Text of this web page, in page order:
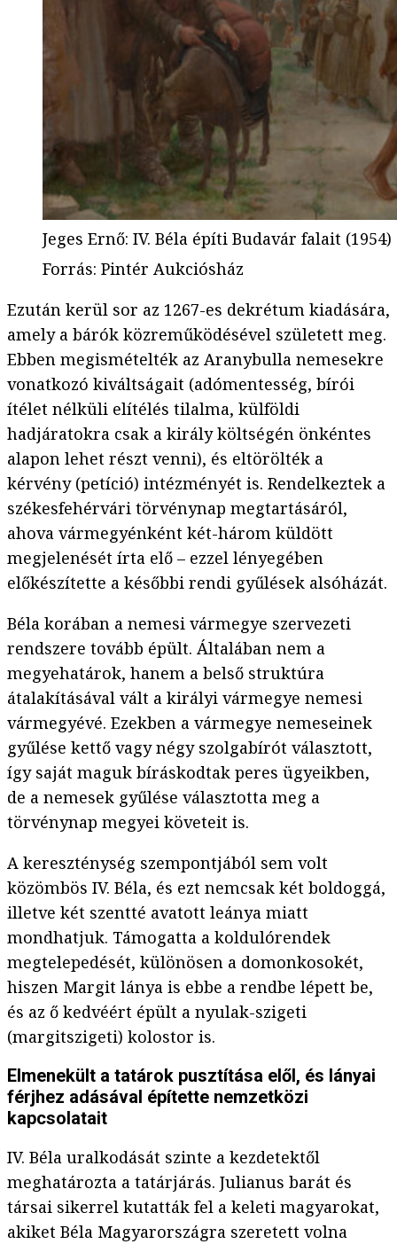
Jeges Ernő: IV. Béla építi Budavár falait (1954)
Forrás: Pintér Aukciósház
Ezután kerül sor az 1267-es dekrétum kiadására,
amely a bárók közreműködésével született meg.
Ebben megismételték az Aranybulla nemesekre
vonatkozó kiváltságait (adómentesség, bírói
ítélet nélküli elítélés tilalma, külföldi
hadjáratokra csak a király költségén önkéntes
alapon lehet részt venni), és eltörölték a
kérvény (petíció) intézményét is. Rendelkeztek a
székesfehérvári törvénynap megtartásáról,
ahova vármegyénként két-három küldött
megjelenését írta elő – ezzel lényegében
előkészítette a későbbi rendi gyűlések alsóházát.
Béla korában a nemesi vármegye szervezeti
rendszere tovább épült. Általában nem a
megyehatárok, hanem a belső struktúra
átalakításával vált a királyi vármegye nemesi
vármegyévé. Ezekben a vármegye nemeseinek
gyűlése kettő vagy négy szolgabírót választott,
így saját maguk bíráskodtak peres ügyeikben,
de a nemesek gyűlése választotta meg a
törvénynap megyei követeit is.
A kereszténység szempontjából sem volt
közömbös IV. Béla, és ezt nemcsak két boldoggá,
illetve két szentté avatott leánya miatt
mondhatjuk. Támogatta a koldulórendek
megtelepedését, különösen a domonkosokét,
hiszen Margit lánya is ebbe a rendbe lépett be,
és az ő kedvéért épült a nyulak-szigeti
(margitszigeti) kolostor is.
Elmenekült a tatárok pusztítása elől, és lányai
férjhez adásával építette nemzetközi
kapcsolatait
IV. Béla uralkodását szinte a kezdetektől
meghatározta a tatárjárás. Julianus barát és
társai sikerrel kutatták fel a keleti magyarokat,
akiket Béla Magyarországra szeretett volna